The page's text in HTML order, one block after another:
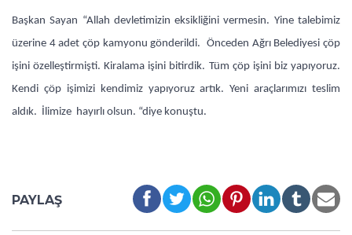
Başkan Sayan “Allah devletimizin eksikliğini vermesin. Yine talebimiz
üzerine 4 adet çöp kamyonu gönderildi. Önceden Ağrı Belediyesi çöp
işini özelleştirmişti. Kiralama işini bitirdik. Tüm çöp işini biz yapıyoruz.
Kendi çöp işimizi kendimiz yapıyoruz artık. Yeni araçlarımızı teslim
aldık. İlimize hayırlı olsun. “diye konuştu.
PAYLAŞ